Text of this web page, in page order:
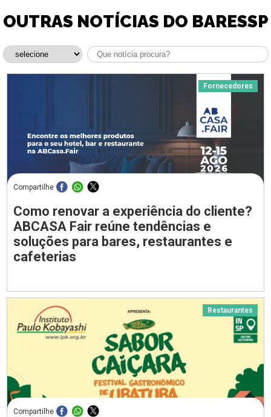
OUTRAS NOTÍCIAS DO BARESSP
Fornecedores
Compartilhe
Como renovar a experiência do cliente?
ABCASA Fair reúne tendências e
soluções para bares, restaurantes e
cafeterias
Restaurantes
Compartilhe